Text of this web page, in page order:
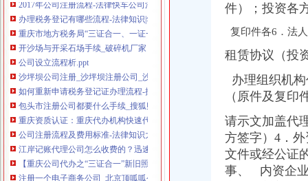
办理税务登记有哪些流程-法律知识|华律网（66Law.cn）
重庆市地方税务局“三证合一、一证一码”登记模式办税（费）指南
开沙场与开采石场手续_破碎机厂家
公司设立流程析.ppt
沙坪坝公司注册_沙坪坝注册公司_沙坪坝代办注册公司_沙坪坝代理公
如何重新申请税务登记证办理流程-搜问问
包头市注册公司都要什么手续_搜狐财经_搜狐网
重庆资质认证：重庆代办机构快速代办房地产开发资质,执照,物管资
公司注册流程及费用标准-法律知识大全|律师365(.com)
江岸记账代理公司怎么收费的？迅速办理找哪家？-中介代理-深圳酷易搜
【重庆公司代办之“三证合一”新旧照换领的流程】-沙坪坝小龙坎易
注册一个电子商务公司_北京顶呱呱公司注册_搜狐其它_搜狐网
成立分公司的流程是什么-法律知识大全|律师365(.com)
件）；投资各
复印件各6．法
租赁协议（投
办理组织机
（原件及复
请示文加盖代
方签字）4．
文件或经公证
事、 内资企业